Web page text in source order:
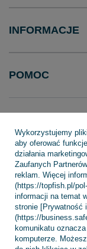
INFORMACJE
POMOC
+48 695 775 577
TopFish Sp. z o.o.
W
Wykorzystujemy
aby oferować
działania
Zaufanych
reklam. Więcej
(https://topfish.pl/
informacji na temat
stronie [Prywatność
(https://
komunikatu
komputerze.